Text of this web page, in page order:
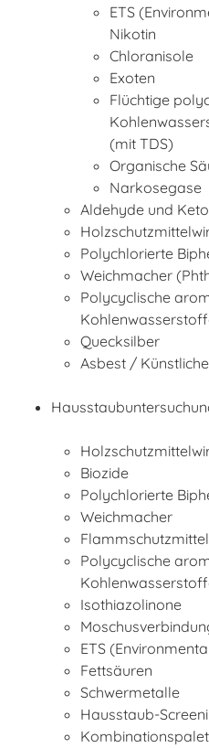
ETS
Nikotin
Chloranisole
Exoten
Flüchtige
(mit TDS)
Organische
Narkosegase
Aldehyde und
Polychlorierte
Weichmacher
Polycyclische
Quecksilber
Asbest /
Biozide
Polychlorierte
Weichmacher
Flammschutzmittel
Polycyclische
Isothiazolinone
ETS
Fettsäuren
Schwermetalle
Hausstaub-